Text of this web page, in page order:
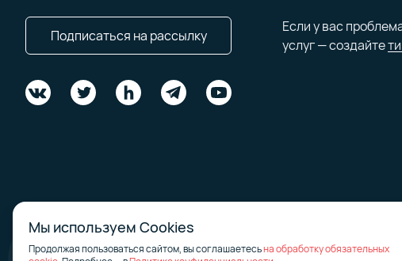
Стоимость
оборудования —
диска. В случае с
инфраструктуры
Подписаться на рассылку
Если у вас
услуг — создайте
Мы используем Cookies
Продолжая пользоваться сайтом, вы соглашаетесьна обработку обязательных